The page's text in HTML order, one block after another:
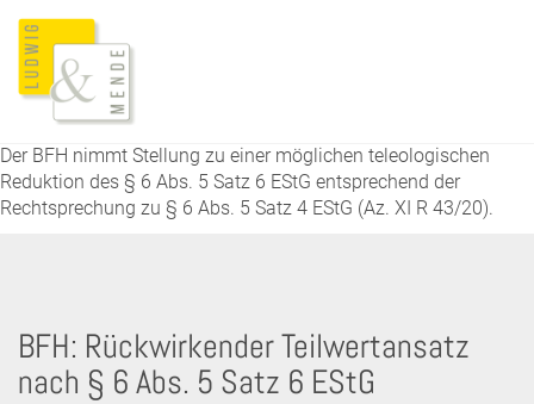
Der BFH nimmt Stellung zu einer möglichen teleologischen
Reduktion des § 6 Abs. 5 Satz 6 EStG entsprechend der
Rechtsprechung zu § 6 Abs. 5 Satz 4 EStG (Az. XI R 43/20).
BFH: Rückwirkender Teilwertansatz
nach § 6 Abs. 5 Satz 6 EStG